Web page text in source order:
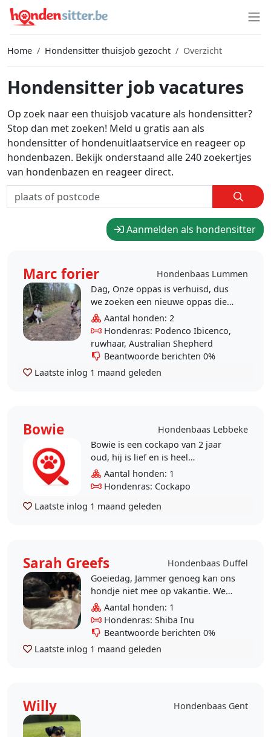
Home Hondensitter thuisjob gezocht Overzicht
Hondensitter job vacatures
Op zoek naar een thuisjob vacature als hondensitter?
Stop dan met zoeken! Meld u gratis aan als
hondensitter of hondenuitlaatservice en reageer op
hondenbazen. Bekijk onderstaand alle 240 zoekertjes
van hondenbazen en reageer direct.
Aanmelden als hondensitter
Marc forier
Hondenbaas Lummen
Dag, Onze oppas is verhuisd, dus
we zoeken een nieuwe oppas die
regelmatig onze woefies met hart
en ziel wil verzorgen wanneer wij er
niet..
Aantal honden: 2
Hondenras: Podenco Ibicenco,
ruwhaar, Australian Shepherd
Beantwoorde berichten 0%
Laatste inlog 1 maand geleden
Bowie
Hondenbaas Lebbeke
Bowie is een cockapo van 2 jaar
oud, hij is lief en is heel
aanhankelijk. Ik zoek een opvang
voor nu zaterdagvoormiddag (4/07)
en zondag (5/07) Regio..
Aantal honden: 1
Hondenras: Cockapo
Laatste inlog 1 maand geleden
Sarah Greefs
Hondenbaas Duffel
Goeiedag, Jammer genoeg kan ons
hondje niet mee op vakantie. We
zoeken een lief opvangbaasje
tussen 18/07 en 02/08. Daichi is 11
jaar, een super..
Aantal honden: 1
Hondenras: Shiba Inu
Beantwoorde berichten 0%
Laatste inlog 1 maand geleden
Willy Hondenbaas Gent